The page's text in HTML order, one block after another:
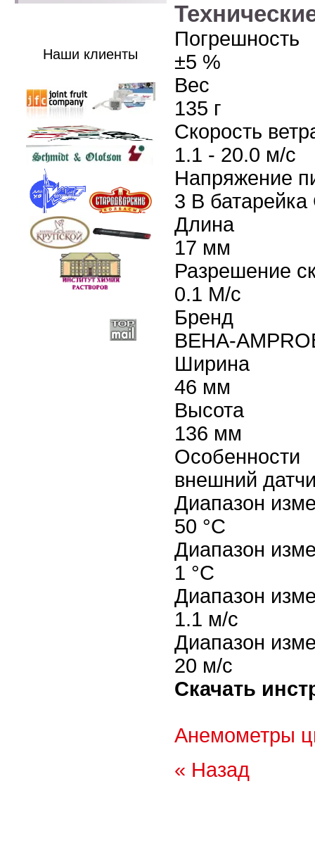
Наши клиенты
Погрешность
±5 %
Вес
135 г
Скорость
1.1 - 20.0 м/с
Напряжение
3 В батарейка
Длина
17 мм
Разрешение
0.1 М/с
Бренд
BEHA-
Ширина
46 мм
Высота
136 мм
Особенности
внешний
Диапазон
50 °C
Диапазон
1 °C
Диапазон
1.1 м/с
Диапазон
20 м/с
Скачать
Анемометры
« Назад